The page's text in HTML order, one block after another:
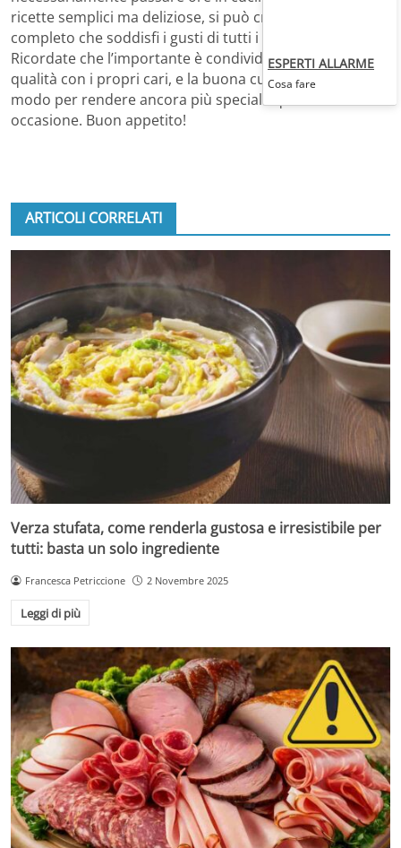
ricette semplici ma deliziose, si può creare un menu
completo che soddisfi i gusti di tutti i commensali.
Ricordate che l’importante è condividere del tempo di
qualità con i propri cari, e la buona cucina è solo un
modo per rendere ancora più speciale questa
occasione. Buon appetito!
ARTICOLI CORRELATI
Verza stufata, come renderla gustosa e irresistibile per
tutti: basta un solo ingrediente
Francesca Petriccione 2 Novembre 2025
Leggi di più
ESPERTI ALLARME
Cosa fare